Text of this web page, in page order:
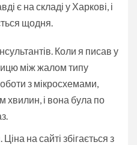
є на складі у Харкові, і
щодня.
Коли я писав у
між жалом типу
з мікросхемами,
хвилин, і вона була по
на сайті збігається з